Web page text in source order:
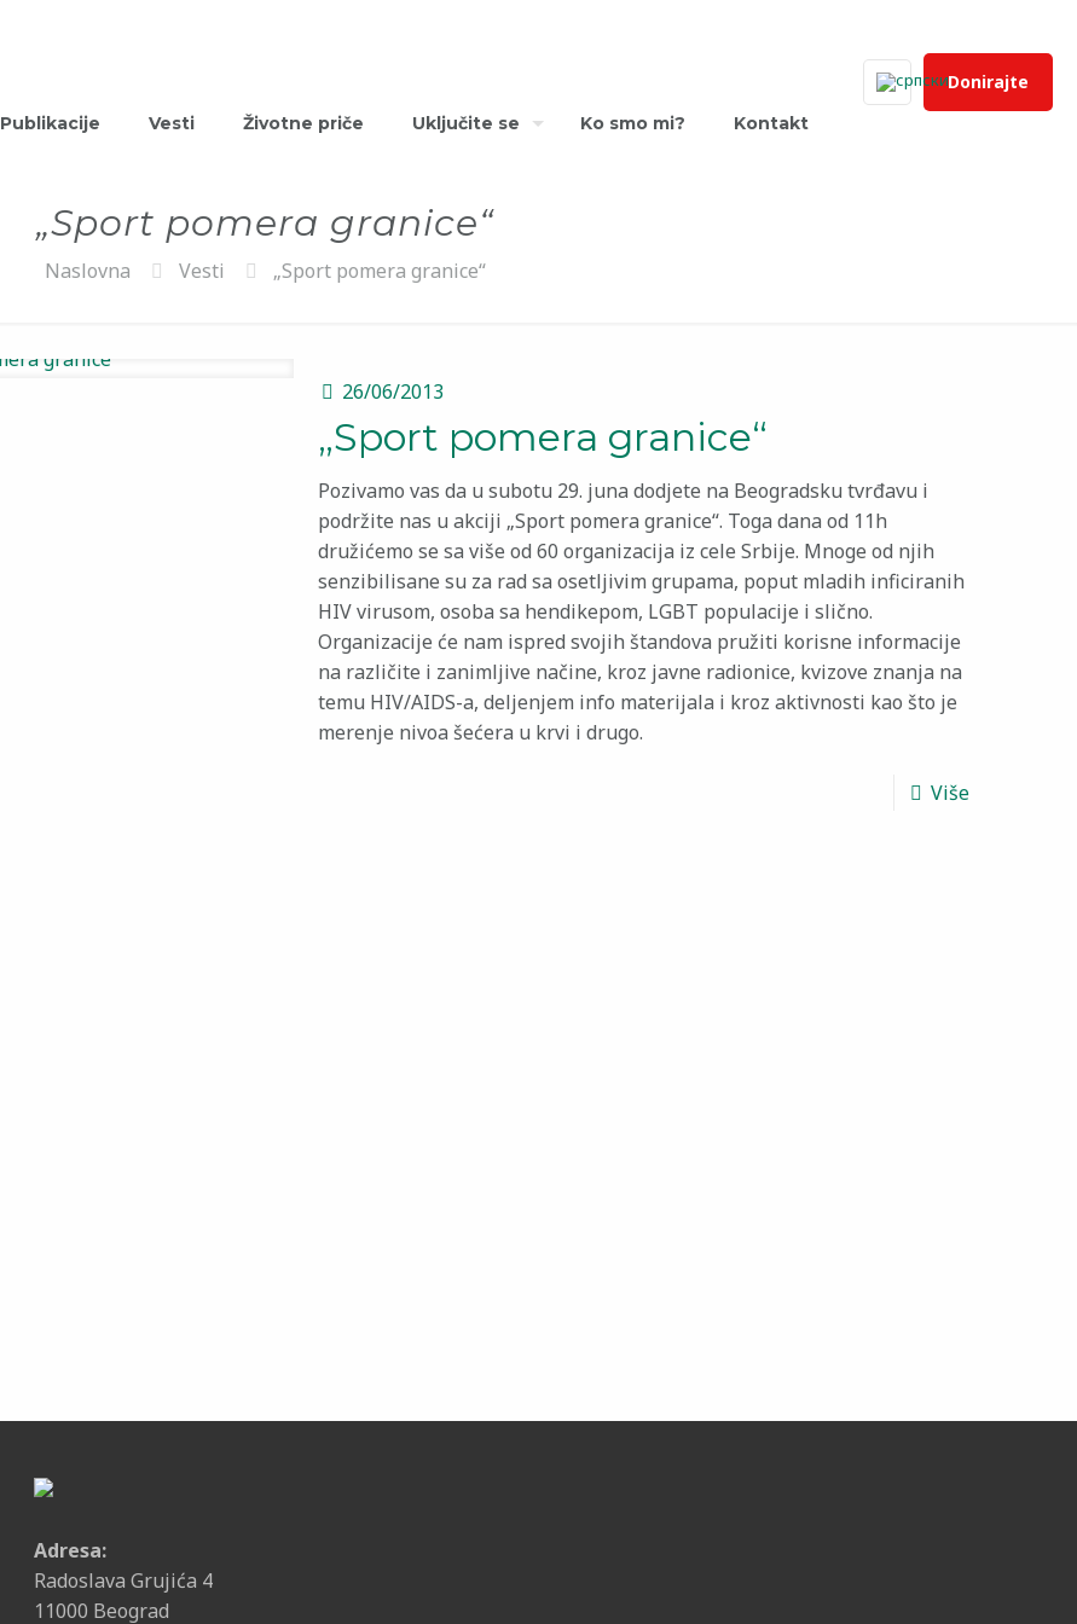
Publikacije Vesti Životne priče Uključite se Ko smo mi? Kontakt
Donirajte
„Sport pomera granice“
Naslovna Vesti „Sport pomera granice“
26/06/2013
„Sport pomera granice“
Pozivamo vas da u subotu 29. juna dodjete na Beogradsku tvrđavu i
podržite nas u akciji „Sport pomera granice“. Toga dana od 11h
družićemo se sa više od 60 organizacija iz cele Srbije. Mnoge od njih
senzibilisane su za rad sa osetljivim grupama, poput mladih inficiranih
HIV virusom, osoba sa hendikepom, LGBT populacije i slično.
Organizacije će nam ispred svojih štandova pružiti korisne informacije
na različite i zanimljive načine, kroz javne radionice, kvizove znanja na
temu HIV/AIDS-a, deljenjem info materijala i kroz aktivnosti kao što je
merenje nivoa šećera u krvi i drugo.
Više
Adresa:
Radoslava Grujića 4
11000 Beograd